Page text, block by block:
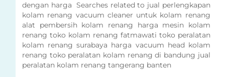
dengan harga Searches related to jual perlengkapan
kolam renang vacuum cleaner untuk kolam renang
alat pembersih kolam renang harga mesin kolam
renang toko kolam renang fatmawati toko peralatan
kolam renang surabaya harga vacuum head kolam
renang toko peralatan kolam renang di bandung jual
peralatan kolam renang tangerang banten